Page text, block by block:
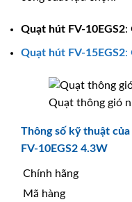
Quạt hút FV-10EGS2:
Quạt hút FV-15EGS2:
Quạt thông gió
Thông số kỹ thuật
FV-10EGS2 4.3W
Chính hãng
Mã hàng